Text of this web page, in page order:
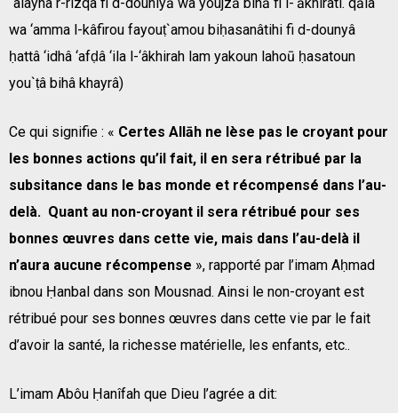
wa ‘amma l-kâfirou fayouṭ`amou biḥasanâtihi fi d-dounyâ
ḥattâ ‘idhâ ‘afḍâ ‘ila l-‘âkhirah lam yakoun lahoū ḥasatoun
you`ṭâ bihâ khayrâ)
Ce qui signifie : « Certes Allāh ne lèse pas le croyant pour
les bonnes actions qu’il fait, il en sera rétribué par la
subsitance dans le bas monde et récompensé dans l’au-
delà. Quant au non-croyant il sera rétribué pour ses
bonnes œuvres dans cette vie, mais dans l’au-delà il
n’aura aucune récompense », rapporté par l’imam Aḥmad
ibnou Ḥanbal dans son Mousnad. Ainsi le non-croyant est
rétribué pour ses bonnes œuvres dans cette vie par le fait
d’avoir la santé, la richesse matérielle, les enfants, etc..
L’imam Abôu Ḥanîfah que Dieu l’agrée a dit: